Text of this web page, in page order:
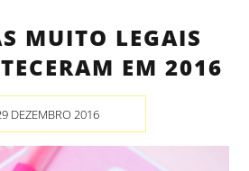
MUITO LEGAIS
EM 2016
DEZEMBRO 2016